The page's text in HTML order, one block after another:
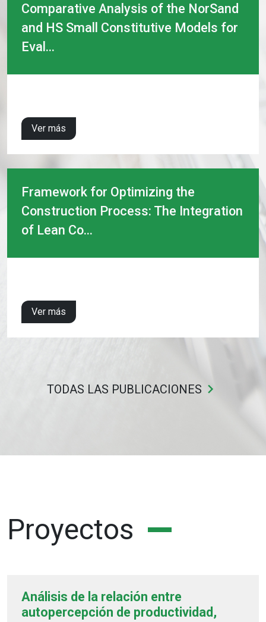
Comparative Analysis of the NorSand
and HS Small Constitutive Models for
Eval...
Ver más
Framework for Optimizing the
Construction Process: The Integration
of Lean Co...
Ver más
TODAS LAS PUBLICACIONES keyboard_arrow_right
Proyectos
Análisis de la relación entre
autopercepción de productividad,